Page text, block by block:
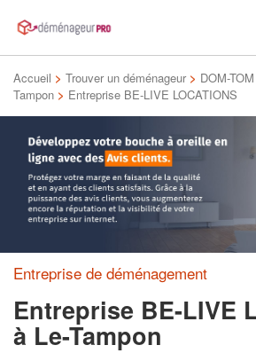
Accueil > Trouver un déménageur > DOM-TOM
Tampon > Entreprise BE-LIVE LOCATIONS
Entreprise de déménagement
Entreprise BE-LIVE
à Le-Tampon